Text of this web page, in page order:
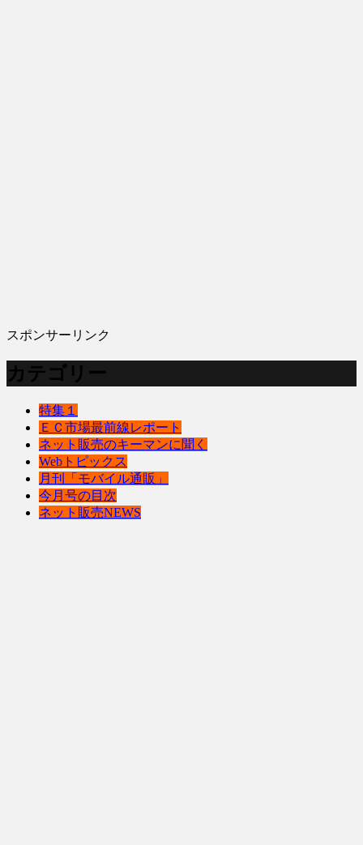
スポンサーリンク
カテゴリー
特集１
ＥＣ市場最前線レポート
ネット販売のキーマンに聞く
Webトピックス
月刊「モバイル通販」
今月号の目次
ネット販売NEWS